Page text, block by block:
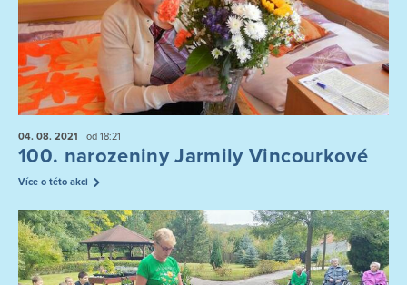
04. 08. 2021 od 18:21
100. narozeniny Jarmily Vincourkové
Více o této akci